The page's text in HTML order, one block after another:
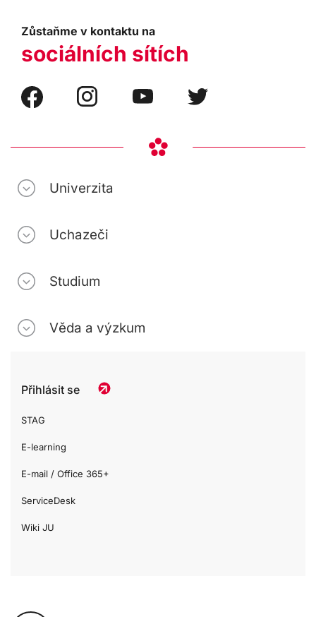
Zůstaňme v kontaktu na
sociálních sítích
Univerzita
Uchazeči
Studium
Věda a výzkum
Přihlásit se
STAG
E-learning
E-mail / Office 365+
ServiceDesk
Wiki JU